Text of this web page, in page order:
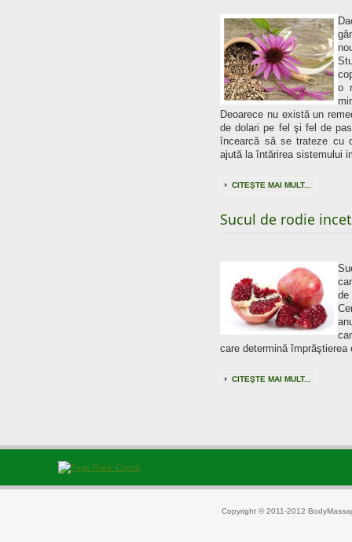
o
Deoarece nu există un
de dolari pe fel şi fel de
încearcă să se trateze cu
ajută la întărirea sistemului
CITEŞTE MAI MULT...
Sucul de rodie
de
care determină împrăştierea
CITEŞTE MAI MULT...
Copyright © 2011-2012